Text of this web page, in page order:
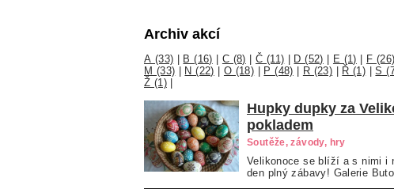
Archiv akcí
A (33) | B (16) | C (8) |Č (11) | D (52) | E (1) | F (26)
M (33) | N (22) | O (18) | P (48) | R (23) | Ř (1) |S
Ž (1)|
Hupky dupky za
pokladem
Soutěže, závody, hry
Velikonoce se blíží a s nimi i
den plný zábavy! Galerie